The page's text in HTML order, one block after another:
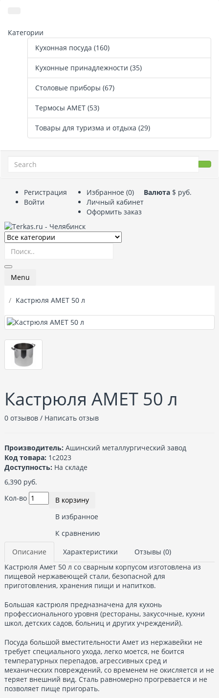
Категории
Кухонная посуда (160)
Кухонные принадлежности (35)
Столовые приборы (67)
Термосы АМЕТ (53)
Товары для туризма и отдыха (29)
Регистрация
Войти
Избранное (0)
Личный кабинет
Оформить заказ
Валюта $ руб.
Menu
Кастрюля АМЕТ 50 л
Кастрюля АМЕТ 50 л
0 отзывов / Написать отзыв
Производитель: Ашинский металлургический завод
Код товара: 1с2023
Доступность: На складе
6,390 руб.
Кол-во
В корзину
В избранное
К сравнению
Описание
Характеристики
Отзывы (0)
Кастрюля Амет 50 л со сварным корпусом изготовлена из
пищевой нержавеющей стали, безопасной для
приготовления, хранения пищи и напитков.
Большая кастрюля предназначена для кухонь
профессионального уровня (рестораны, закусочные, кухни
школ, детских садов, больниц и других учреждений).
Посуда большой вместительности Амет из нержавейки не
требует специального ухода, легко моется, не боится
температурных перепадов, агрессивных сред и
механических повреждений, со временем не окисляется и не
теряет внешний вид. Сталь равномерно прогревается и не
позволяет пище пригорать.